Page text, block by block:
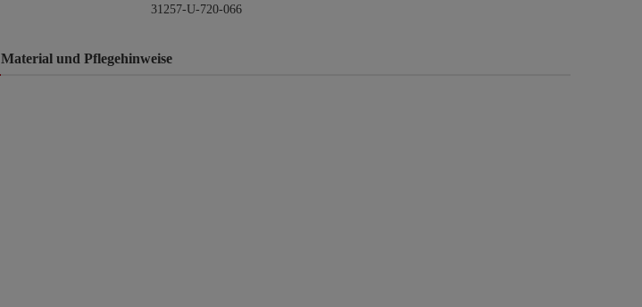
31257-U-720-066
Material und Pflegehinweise